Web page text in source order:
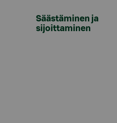
Säästäminen ja
sijoittaminen